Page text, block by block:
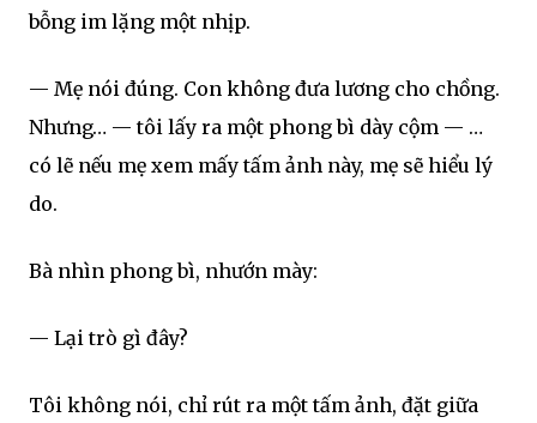
bỗng im lặng một nhịp.
— Mẹ nói đúng. Con không đưa lương cho chồng.
Nhưng… — tôi lấy ra một phong bì dày cộm — …
có lẽ nếu mẹ xem mấy tấm ảnh này, mẹ sẽ hiểu lý
do.
Bà nhìn phong bì, nhướn mày:
— Lại trò gì đây?
Tôi không nói, chỉ rút ra một tấm ảnh, đặt giữa